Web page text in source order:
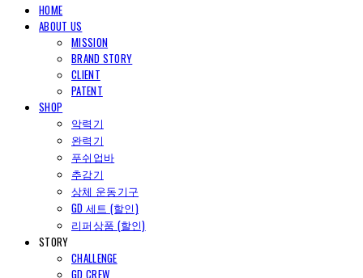
HOME
ABOUT US
MISSION
BRAND STORY
CLIENT
PATENT
SHOP
악력기
완력기
푸쉬업바
추감기
상체 운동기구
GD 세트 (할인)
리퍼상품 (할인)
STORY
CHALLENGE
GD CREW